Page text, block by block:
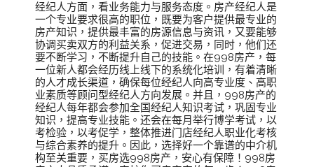
经纪人方面，看业务能力与服务态度。房产经纪人是
一个专业要求很高的职位，既要为客户提供最专业的
房产知识，提供最丰富的房源信息与资讯，又要能够
协调买卖双方的利益关系，促进交易，同时，他们还
要不断学习，不断提升自己的技能。在998房产，每
一位新人都会经历线上线下的系统化培训，有着清晰
的人才成长渠道，确保每位经纪人向高专业度、高职
业素质等顾问型经纪人方向发展。并且，998房产的
经纪人每年都会参加全国经纪人知识考试，巩固专业
知识，提高专业技能。还会在每月举行博学考试，以
考检验，以考促学，整体推进门店经纪人职业化考核
与综合素养的提升。因此，选择好一个靠谱的中介机
构至关重要，买房选998房产，安心有保障！998房